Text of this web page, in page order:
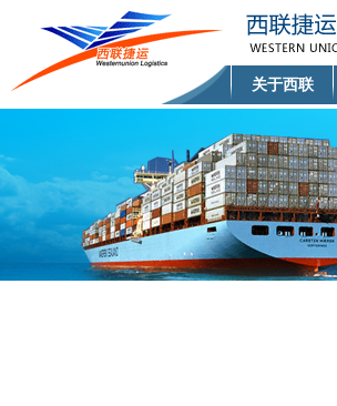
关于西联